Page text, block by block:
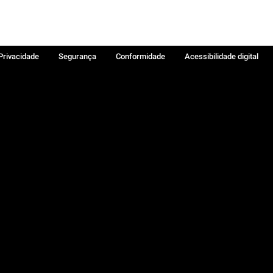
Segurança Conformidade
Acessibilidade digital